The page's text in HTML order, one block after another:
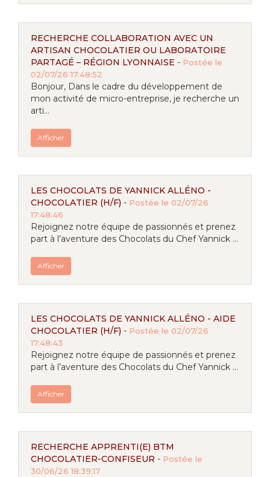
RECHERCHE COLLABORATION AVEC UN
ARTISAN CHOCOLATIER OU LABORATOIRE
PARTAGÉ – RÉGION LYONNAISE - Postée le
02/07/26 17:48:52
Bonjour, Dans le cadre du développement de
mon activité de micro-entreprise, je recherche un
arti...
Afficher
LES CHOCOLATS DE YANNICK ALLÉNO -
CHOCOLATIER (H/F) - Postée le 02/07/26
17:48:46
Rejoignez notre équipe de passionnés et prenez
part à l’aventure des Chocolats du Chef Yannick ...
Afficher
LES CHOCOLATS DE YANNICK ALLÉNO - AIDE
CHOCOLATIER (H/F) - Postée le 02/07/26
17:48:43
Rejoignez notre équipe de passionnés et prenez
part à l’aventure des Chocolats du Chef Yannick ...
Afficher
RECHERCHE APPRENTI(E) BTM
CHOCOLATIER-CONFISEUR - Postée le
30/06/26 18:39:17